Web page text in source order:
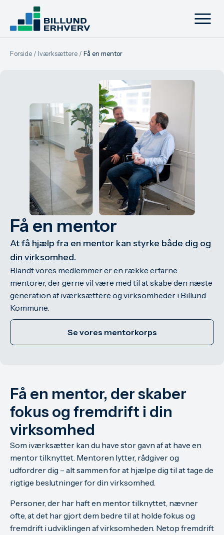
Forside / Iværksættere / Få en mentor
Få en mentor
At få hjælp fra en mentor kan styrke både dig og
din virksomhed.
Blandt vores medlemmer er en række erfarne
mentorer, der gerne vil være med til at skabe den næste
generation af iværksættere og virksomheder i Billund
Kommune.
Se vores mentorkorps
Få en mentor, der skaber
fokus og fremdrift i din
virksomhed
Som iværksætter kan du have stor gavn af at have en
mentor tilknyttet. Mentoren lytter, rådgiver og
udfordrer dig – alt sammen for at hjælpe dig til at tage de
rigtige beslutninger for din virksomhed.
Personer, der har haft en mentor tilknyttet, nævner
ofte, at det har gjort dem bedre til at holde fokus og
fremdrift i udviklingen af virksomheden. Netop fremdrift